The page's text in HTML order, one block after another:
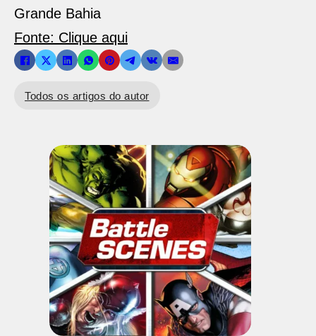
Grande Bahia
Fonte: Clique aqui
Todos os artigos do autor